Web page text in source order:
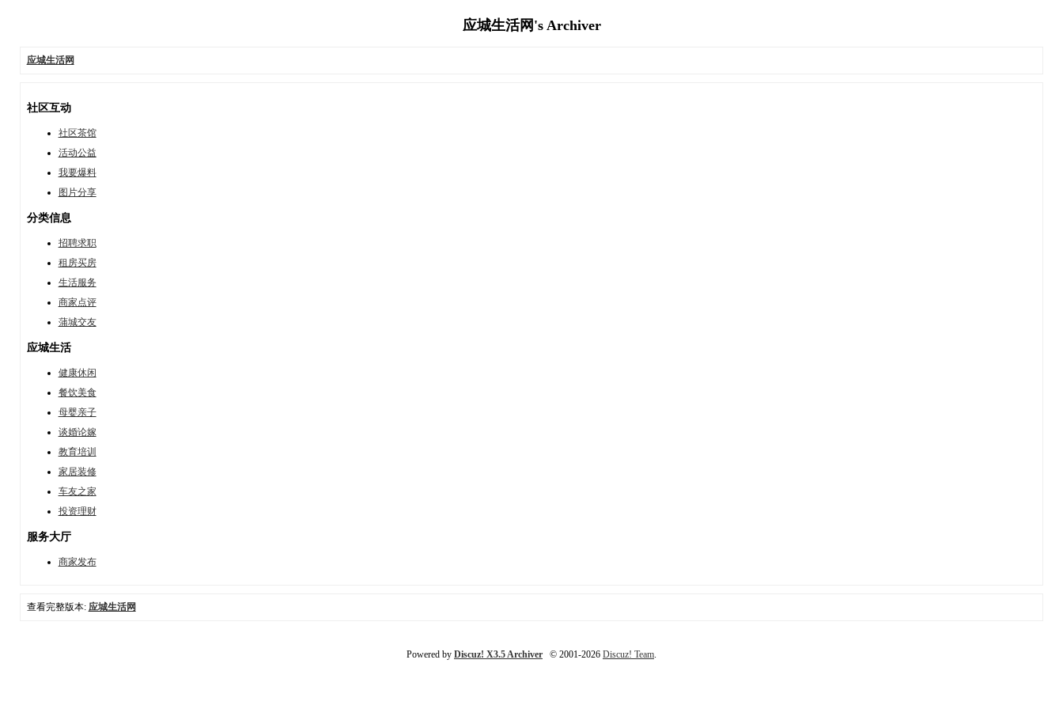
应城生活网's Archiver
应城生活网
社区互动
社区茶馆
活动公益
我要爆料
图片分享
分类信息
招聘求职
租房买房
生活服务
商家点评
蒲城交友
应城生活
健康休闲
餐饮美食
母婴亲子
谈婚论嫁
教育培训
家居装修
车友之家
投资理财
服务大厅
商家发布
查看完整版本: 应城生活网
Powered by Discuz! X3.5 Archiver © 2001-2026 Discuz! Team.